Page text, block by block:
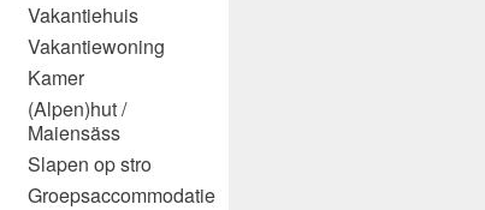
Vakantiehuis
Vakantiewoning
Kamer
(Alpen)hut /
Maiensäss
Slapen op stro
Groepsaccommodatie